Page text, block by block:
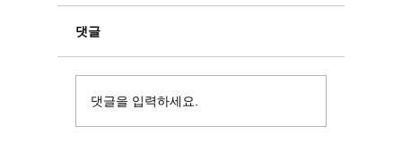
저승 보따리 - 사주의
사람이 사
[편관] - 권력과 명예를 추구하는 십
댓글
댓글을 입력하세요.